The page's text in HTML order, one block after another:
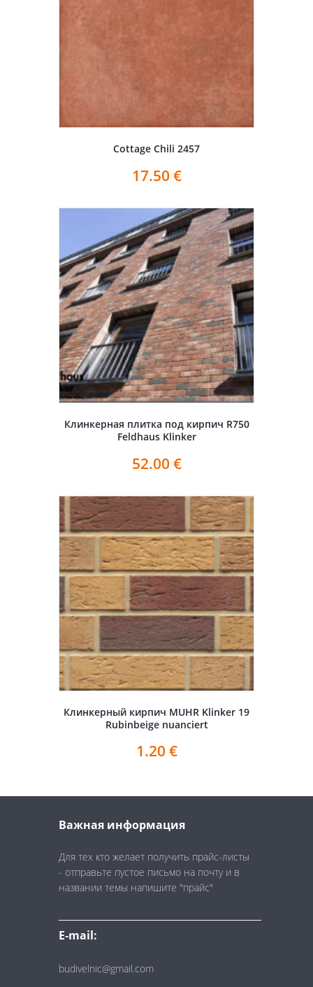
Cottage Chili 2457
17.50 €
Клинкерная плитка под кирпич R750
Feldhaus Klinker
52.00 €
Клинкерный кирпич MUHR Klinker 19
Rubinbeige nuanciert
1.20 €
Важная информация
Для тех кто желает получить прайс-листы
- отправьте пустое письмо на почту и в
названии темы напишите "прайс"
E-mail:
budivelnic@gmail.com